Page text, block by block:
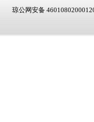
琼公网安备